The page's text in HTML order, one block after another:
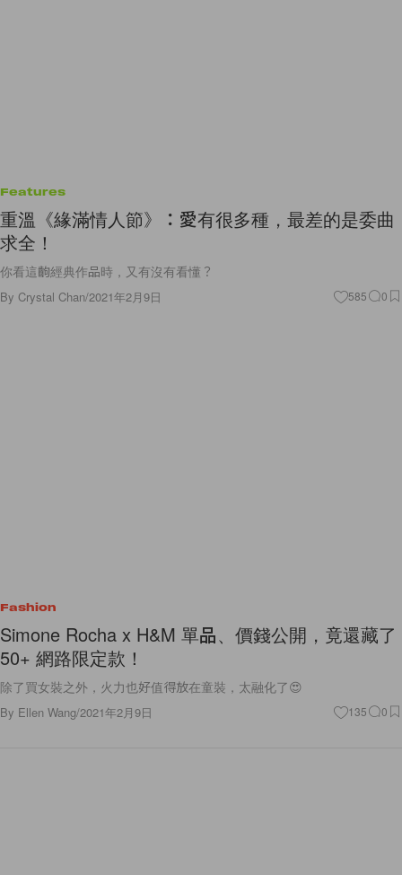
Features
重溫《緣滿情人節》：愛有很多種，最差的是委曲
求全！
你看這齣經典作品時，又有沒有看懂？
By Crystal Chan/2021年2月9日 585 0
Fashion
Simone Rocha x H&M 單品、價錢公開，竟還藏了
50+ 網路限定款！
除了買女裝之外，火力也好值得放在童裝，太融化了😍
By Ellen Wang/2021年2月9日 135 0